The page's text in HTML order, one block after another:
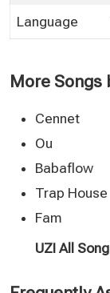
Language
More Songs
Cennet
Ou
Babaflow
Trap House
Fam
UZI All